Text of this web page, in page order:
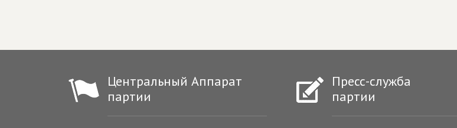
Центральный Аппарат
партии
Пресс-служба
партии